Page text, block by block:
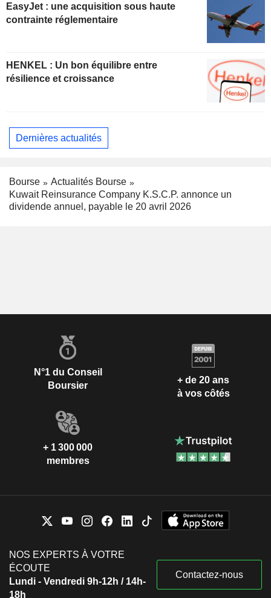
EasyJet : une acquisition sous haute
contrainte réglementaire
HENKEL : Un bon équilibre entre
résilience et croissance
Dernières actualités
Bourse
Actualités Bourse
Kuwait Reinsurance Company K.S.C.P. annonce un
dividende annuel, payable le 20 avril 2026
N°1 du Conseil
Boursier
+ de 20 ans
à vos côtés
+ 1 300 000
membres
NOS EXPERTS À VOTRE
ÉCOUTE
Lundi - Vendredi 9h-12h / 14h-
18h
Contactez-nous